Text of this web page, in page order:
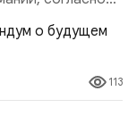
центрами
стал
и
Хмеймиме и
гражданские
113